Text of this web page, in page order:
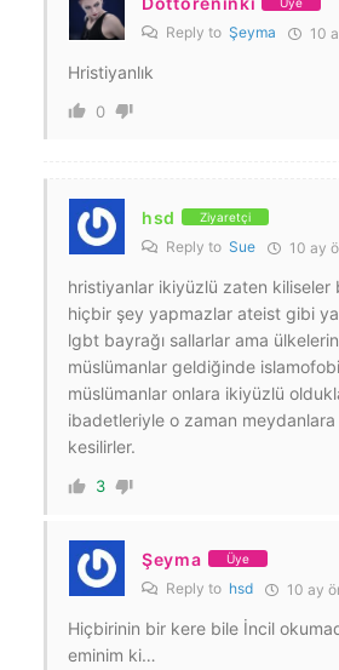
Reply to Şeyma 10
Hristiyanlık
0
hsd Ziyaretçi
Reply to Sue 10 ay
hristiyanlar ikiyüzlü zaten kiliseler
hiçbir şey yapmazlar ateist gibi
lgbt bayrağı sallarlar ama
müslümanlar geldiğinde
müslümanlar onlara ikiyüzlü
ibadetleriyle o zaman
kesilirler.
3
Şeyma Üye
Reply to hsd 10 ay
Hiçbirinin bir kere bile İncil
eminim ki…